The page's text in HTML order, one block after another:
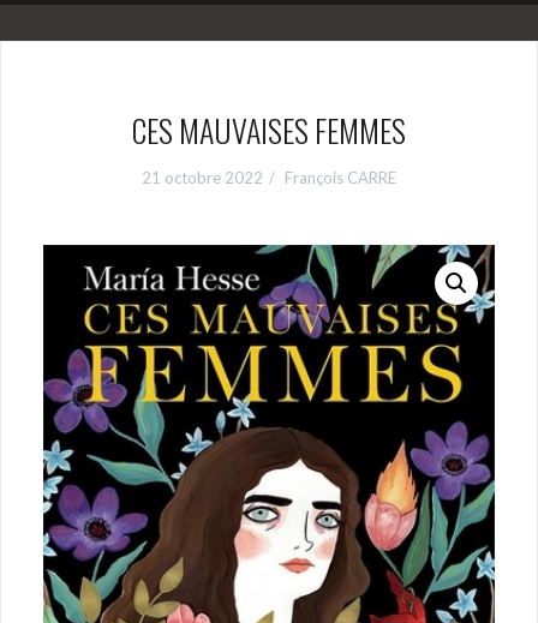
CES MAUVAISES FEMMES
21 octobre 2022 François CARRE